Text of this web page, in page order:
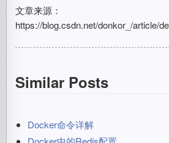
文章来源：
https://blog.csdn.net/donkor_/article/
Similar Posts
Docker命令详解